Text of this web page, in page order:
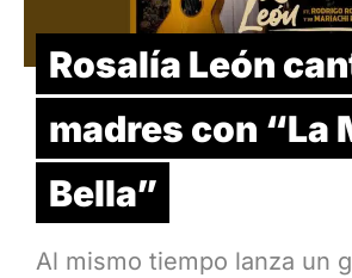
Rosalía León
madres con “La
Bella”
Al mismo tiempo lanza un